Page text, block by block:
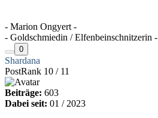
- Marion Ongyert -
- Goldschmiedin / Elfenbeinschnitzerin -
0
Shardana
PostRank 10 / 11
Beiträge: 603
Dabei seit: 01 / 2023